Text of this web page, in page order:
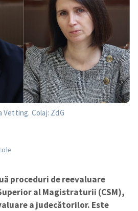
Vetting. Colaj: ZdG
proceduri de reevaluare
al Magistraturii (CSM),
a judecătorilor. Este